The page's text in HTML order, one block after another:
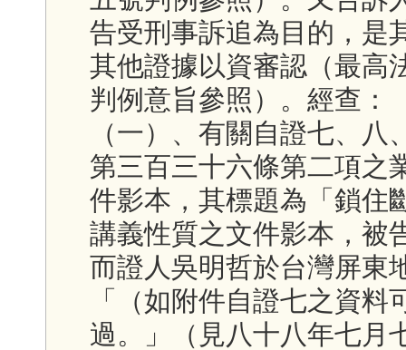
告受刑事訴追為目的，是
其他證據以資審認（最高
判例意旨參照）。經查：
（一）、有關自證七、
第三百三十六條第二項之
件影本，其標題為「鎖住
講義性質之文件影本，被
而證人吳明哲於台灣屏東
「（如附件自證七之資
過。」（見八十八年七月